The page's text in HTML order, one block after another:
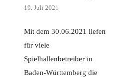
19. Juli 2021
Mit dem 30.06.2021 liefen
für viele
Spielhallenbetreiber in
Baden-Württemberg die